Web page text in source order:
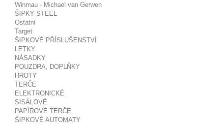
Winmau - Michael van Gerwen
ŠIPKY STEEL
Ostatní
Target
ŠIPKOVÉ PŘÍSLUŠENSTVÍ
LETKY
NÁSADKY
POUZDRA, DOPLŇKY
HROTY
TERČE
ELEKTRONICKÉ
SISÁLOVÉ
PAPÍROVÉ TERČE
ŠIPKOVÉ AUTOMATY